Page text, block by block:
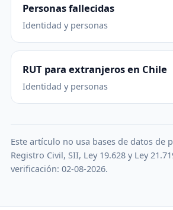
Personas fallecidas
Identidad y personas
RUT para extranjeros en Chile
Identidad y personas
Este artículo no usa bases de datos de
Registro Civil, SII, Ley 19.628 y Ley
verificación: 02-08-2026.